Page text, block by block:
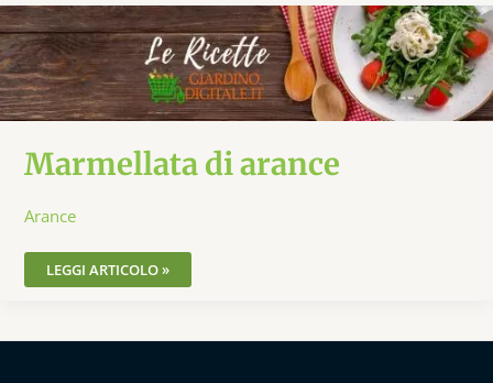
Marmellata di arance
Arance
MARMELLATA
DI
ARANCE
LEGGI ARTICOLO »